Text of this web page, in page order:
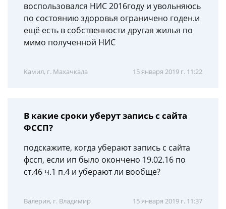
воспользовался НИС 2016году и увольняюсь
по состоянию здоровья ограничено годен.и
ещё есть в собственности другая жилья по
мимо полученной НИС
Камил, г. Махачкала 15 января 2019 г. 11:22
В какие сроки уберут запись с сайта
ФССП?
подскажите, когда уберают запись с сайта
фссп, если ип было окончено 19.02.16 по
ст.46 ч.1 п.4 и уберают ли вообще?
Валерия, г. Владимир 15 января 2019 г. 11:37